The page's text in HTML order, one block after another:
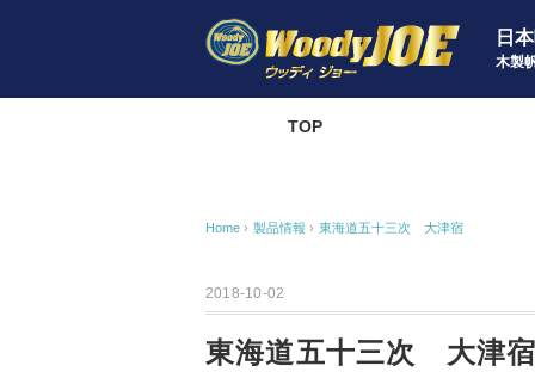
日
木製
TOP
Home › 製品情報 › 東海道五十三次 大津宿
2018-10-02
東海道五十三次 大津